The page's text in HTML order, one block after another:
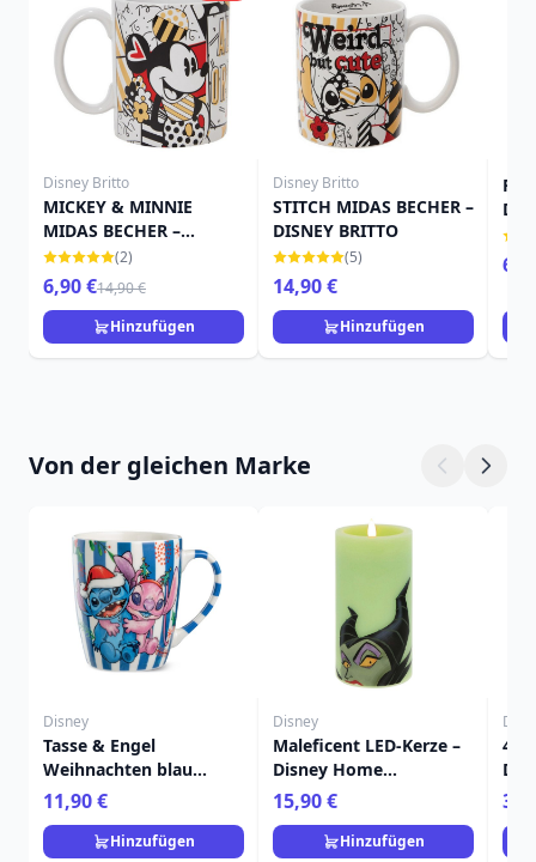
Disney Britto
MICKEY & MINNIE
MIDAS BECHER –
DISNEY BRITTO
(2)
6,90 €14,90 €
Hinzufügen
Disney Britto
STITCH MIDAS BECHER –
DISNEY BRITTO
(5)
14,90 €
Hinzufügen
Von der gleichen Marke
Disney
Tasse & Engel
Weihnachten blau
450ml - Egan Disney
Home
11,90 €
Hinzufügen
Disney
Maleficent LED-Kerze –
Disney Home
Frangrance Collection
15,90 €
Hinzufügen